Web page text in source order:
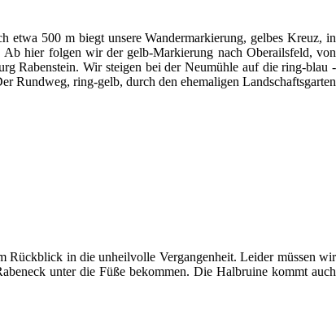
etwa 500 m biegt unsere Wandermarkierung, gelbes Kreuz, in
Ab hier folgen wir der gelb-Markierung nach Oberailsfeld, von
Rabenstein. Wir steigen bei der Neumühle auf die ring-blau -
Rundweg, ring-gelb, durch den ehemaligen Landschaftsgarten
Rückblick in die unheilvolle Vergangenheit. Leider müssen wir
unter die Füße bekommen. Die Halbruine kommt auch